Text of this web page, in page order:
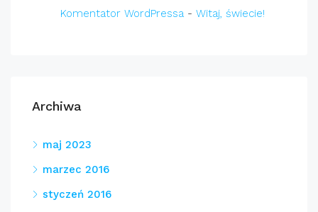
Komentator WordPressa - Witaj, świecie!
Archiwa
maj 2023
marzec 2016
styczeń 2016